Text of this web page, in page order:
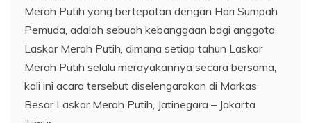
Merah Putih yang bertepatan dengan Hari Sumpah
Pemuda, adalah sebuah kebanggaan bagi anggota
Laskar Merah Putih, dimana setiap tahun Laskar
Merah Putih selalu merayakannya secara bersama,
kali ini acara tersebut diselengarakan di Markas
Besar Laskar Merah Putih, Jatinegara – Jakarta